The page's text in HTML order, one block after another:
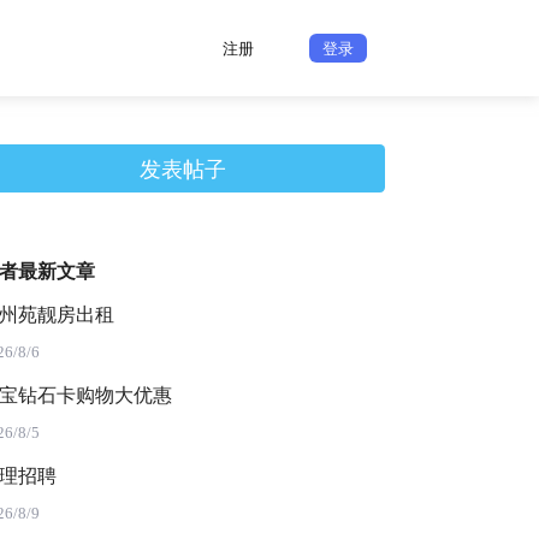
注册 登录
发表帖子
最新文章
苑靓房出租
8/6
钻石卡购物大优惠
8/5
招聘
8/9